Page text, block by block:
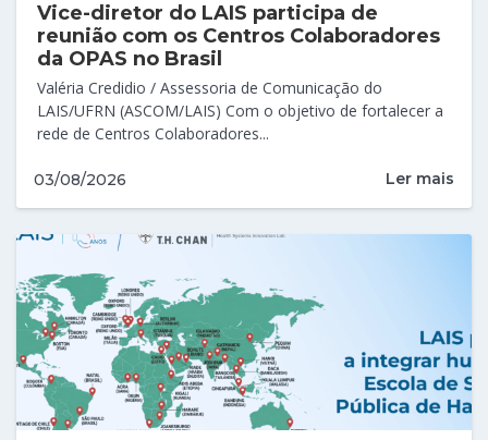
Vice-diretor do LAIS participa de
reunião com os Centros Colaboradores
da OPAS no Brasil
Valéria Credidio / Assessoria de Comunicação do
LAIS/UFRN (ASCOM/LAIS) Com o objetivo de fortalecer a
rede de Centros Colaboradores...
03/08/2026 Ler mais